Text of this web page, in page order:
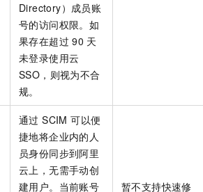
Directory）成员账
号的访问权限。如
果存在超过 90 天
未登录使用云
SSO，则视为不合
规。
通过 SCIM 可以便
捷地将企业内的人
员身份同步到阿里
云上，无需手动创
建用户。当前账号
暂不支持快速修